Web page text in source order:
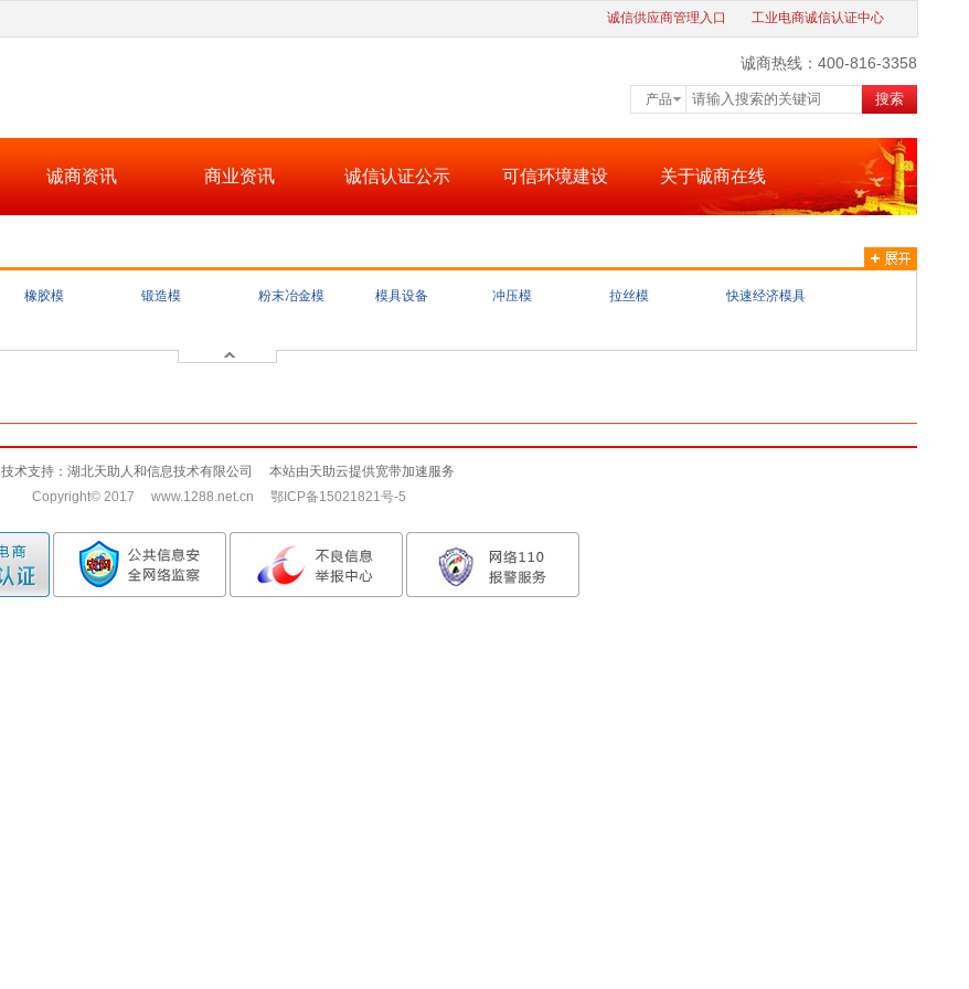
诚信供应商管理入口 工业电商诚信认证中心
诚商热线：400-816-3358
产品 搜索
诚商资讯 商业资讯 诚信认证公示 可信环境建设 关于诚商在线
橡胶模 锻造模 粉末冶金模 模具设备 冲压模 拉丝模
快速经济模具
技术支持：湖北天助人和信息技术有限公司 本站由天助云提供宽带加速服务
Copyright© 2017 www.1288.net.cn 鄂ICP备15021821号-5